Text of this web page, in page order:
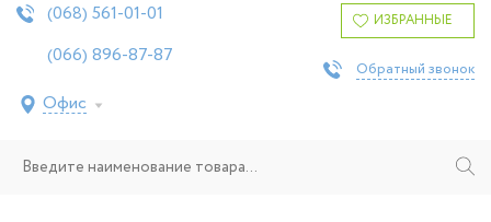
(068) 561-01-01
(066) 896-87-87
Офис
ИЗБРАННЫЕ
Обратный звонок